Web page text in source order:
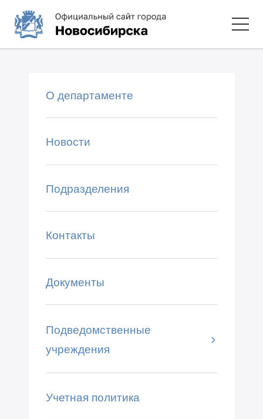
О департаменте
Новости
Подразделения
Контакты
Документы
Подведомственные
учреждения
Учетная политика